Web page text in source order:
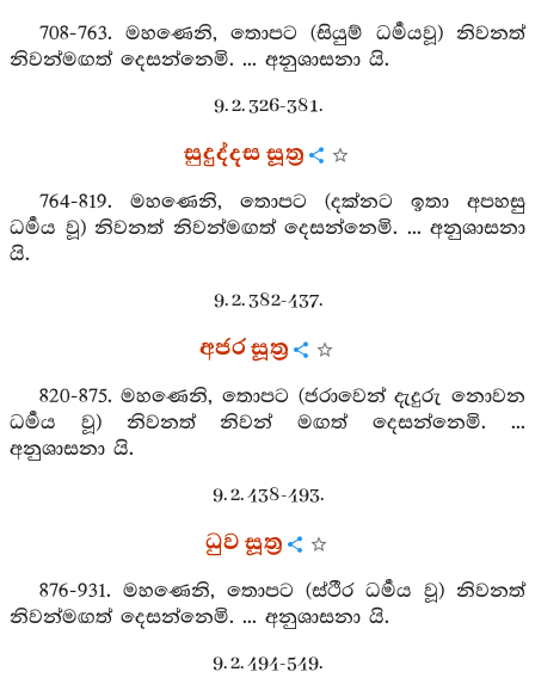
708-763. මහණෙනි, තොපට (සියුම් ධර්‍මයවූ) නිවනත්
නිවන්මඟත් දෙසන්නෙමි. ... අනුශාසනා යි.
9. 2. 326-381.
සුදුද්දස සූත්‍ර
764-819. මහණෙනි, තොපට (දක්නට ඉතා අපහසු
ධර්‍මය වූ) නිවනත් නිවන්මඟත් දෙසන්නෙමි. ... අනුශාසනා
යි.
9. 2. 382-437.
අජර සූත්‍ර
820-875. මහණෙනි, තොපට (ජරාවෙන් දැදුරු නොවන
ධර්‍මය වූ) නිවනත් නිවන් මඟත් දෙසන්නෙමි. ...
අනුශාසනා යි.
9. 2. 438-493.
ධුව සූත්‍ර
876-931. මහණෙනි, තොපට (ස්ථීර ධර්‍මය වූ) නිවනත්
නිවන්මඟත් දෙසන්නෙමි. ... අනුශාසනා යි.
9. 2. 494-549.